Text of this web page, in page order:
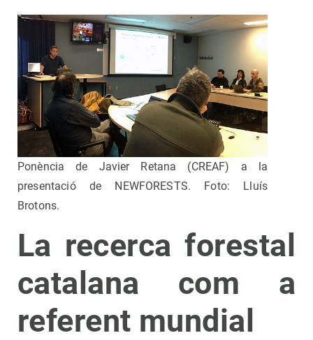
Ponència de Javier Retana (CREAF) a la
presentació de NEWFORESTS. Foto: Lluís
Brotons.
La recerca forestal
catalana com a
referent mundial